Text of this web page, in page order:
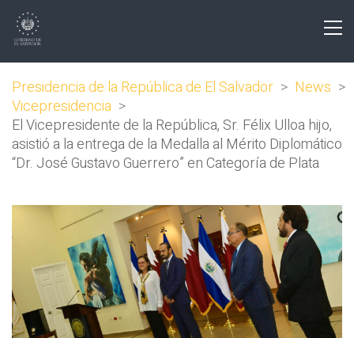
Presidencia de la República de El Salvador > News >
Vicepresidencia >
El Vicepresidente de la República, Sr. Félix Ulloa hijo,
asistió a la entrega de la Medalla al Mérito Diplomático
“Dr. José Gustavo Guerrero” en Categoría de Plata